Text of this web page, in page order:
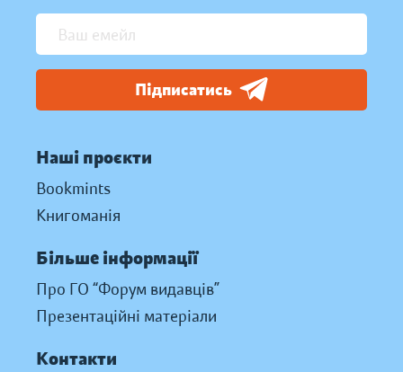
Підписатись
Наші проєкти
Bookmints
Книгоманія
Більше інформації
Про ГО “Форум видавців”
Презентаційні матеріали
Контакти